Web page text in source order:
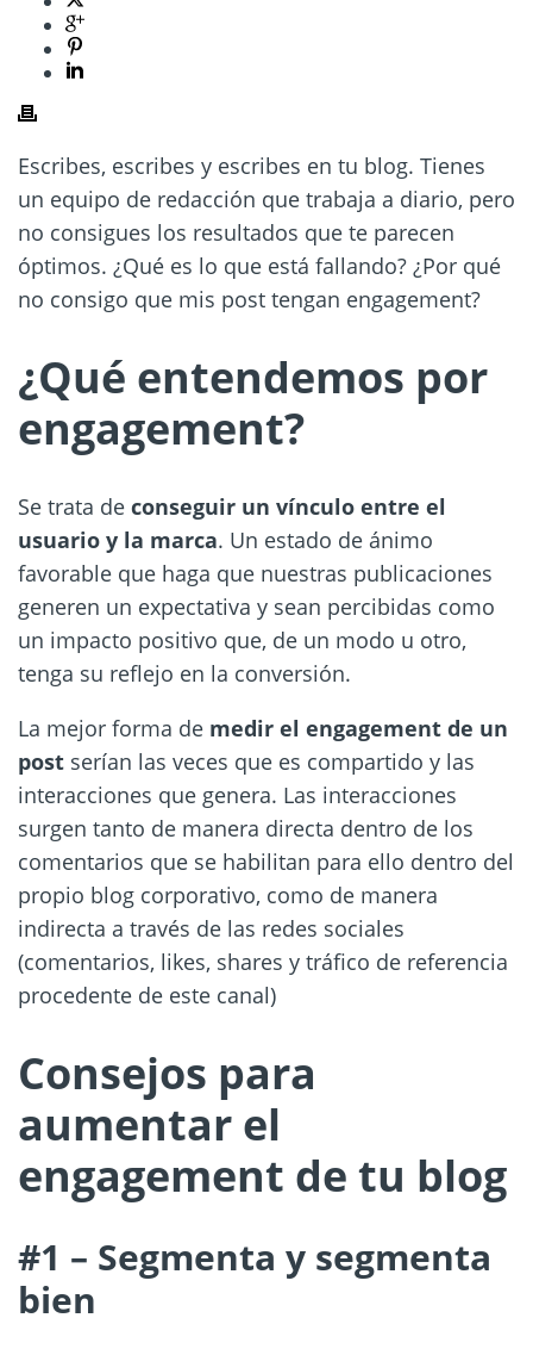
Escribes, escribes y escribes en tu blog. Tienes
un equipo de redacción que trabaja a diario, pero
no consigues los resultados que te parecen
óptimos. ¿Qué es lo que está fallando? ¿Por qué
no consigo que mis post tengan engagement?
¿Qué entendemos por
engagement?
Se trata de conseguir un vínculo entre el
usuario y la marca. Un estado de ánimo
favorable que haga que nuestras publicaciones
generen un expectativa y sean percibidas como
un impacto positivo que, de un modo u otro,
tenga su reflejo en la conversión.
La mejor forma de medir el engagement de un
post serían las veces que es compartido y las
interacciones que genera. Las interacciones
surgen tanto de manera directa dentro de los
comentarios que se habilitan para ello dentro del
propio blog corporativo, como de manera
indirecta a través de las redes sociales
(comentarios, likes, shares y tráfico de referencia
procedente de este canal)
Consejos para
aumentar el
engagement de tu blog
#1 – Segmenta y segmenta
bien